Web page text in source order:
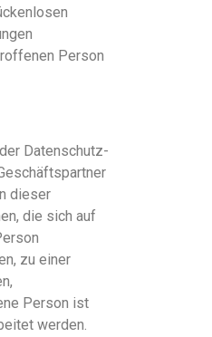
Person
Datenschutz-
dieser
die sich auf
zu einer
Person ist
werden.